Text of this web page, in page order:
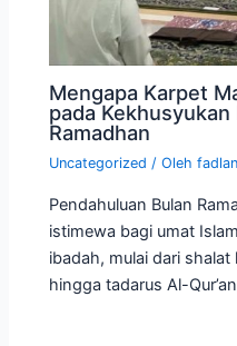
Mengapa Karpet
pada
Ramadhan
Uncategorized / Oleh
Pendahuluan Bulan
istimewa bagi umat
ibadah, mulai dari shalat
hingga tadarus Al-